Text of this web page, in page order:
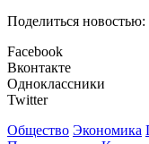
Поделиться новостью:
Facebook
Вконтакте
Одноклассники
Twitter
Общество Экономика